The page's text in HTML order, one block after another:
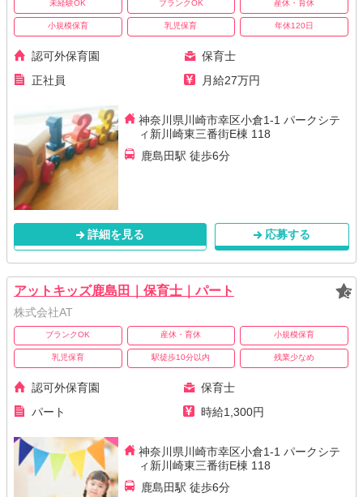
未経験OK ブランクOK 産休・育休
小規模保育 乳児保育 年休120日
認可外保育園
保育士
正社員
月給27万円
神奈川県川崎市幸区小倉1-1 パークシテ
ィ新川崎東三番街E棟 118
鹿島田駅 徒歩6分
詳細を見る 応募する
アットキッズ鹿島田｜保育士｜パート
株式会社AT
ブランクOK 産休・育休 小規模保育
乳児保育 駅徒歩10分以内 残業少なめ
認可外保育園
保育士
パート
時給1,300円
神奈川県川崎市幸区小倉1-1 パークシテ
ィ新川崎東三番街E棟 118
鹿島田駅 徒歩6分